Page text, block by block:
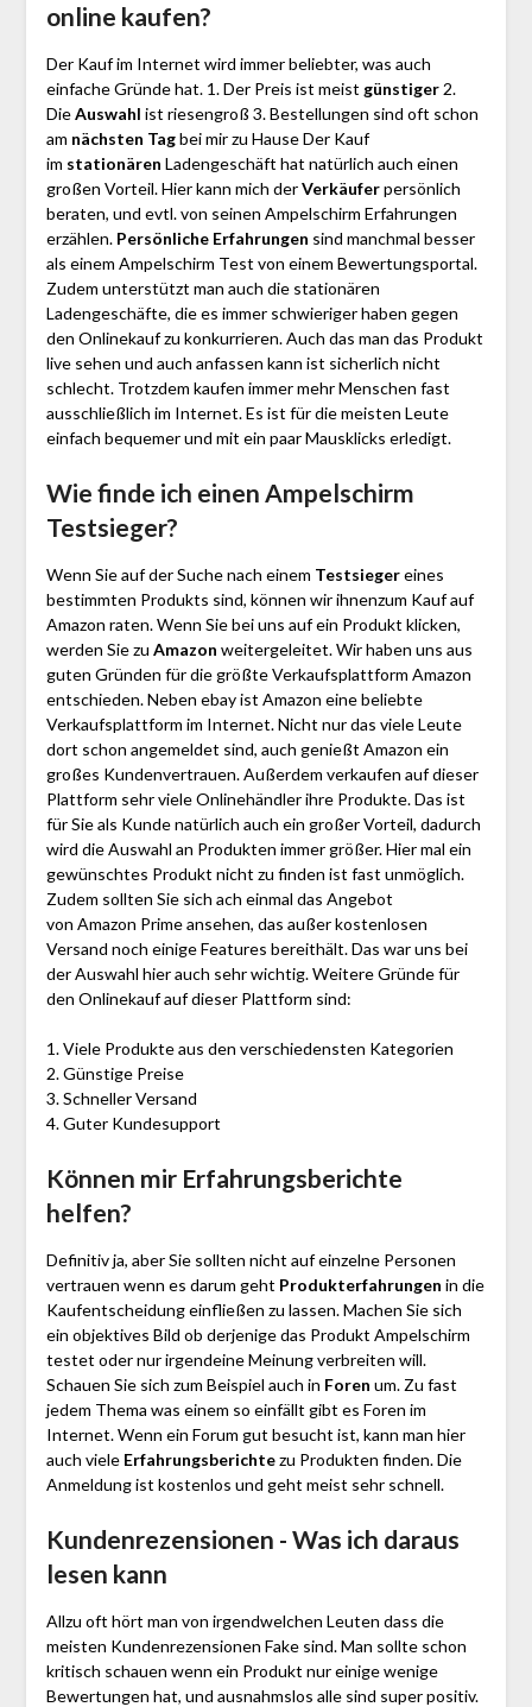
online kaufen?
Der Kauf im Internet wird immer beliebter, was auch
einfache Gründe hat. 1. Der Preis ist meist günstiger2.
DieAuswahl ist riesengroß 3. Bestellungen sind oft schon
am nächsten Tagbei mir zu Hause Der Kauf
im stationären Ladengeschäft hat natürlich auch einen
großen Vorteil. Hier kann mich derVerkäuferpersönlich
beraten, und evtl. von seinen Ampelschirm Erfahrungen
erzählen. Persönliche Erfahrungen sind manchmal besser
als einem Ampelschirm Test von einem Bewertungsportal.
Zudem unterstützt man auch die stationären
Ladengeschäfte, die es immer schwieriger haben gegen
den Onlinekauf zu konkurrieren. Auch das man das Produkt
live sehen und auch anfassen kann ist sicherlich nicht
schlecht. Trotzdem kaufen immer mehr Menschen fast
ausschließlich im Internet. Es ist für die meisten Leute
einfach bequemer und mit ein paar Mausklicks erledigt.
Wie finde ich einen Ampelschirm
Testsieger?
Wenn Sie auf der Suche nach einem Testsiegereines
bestimmten Produkts sind, können wir ihnenzum Kauf auf
Amazon raten. Wenn Sie bei uns auf ein Produkt klicken,
werden Sie zu Amazon weitergeleitet. Wir haben uns aus
guten Gründen für die größte Verkaufsplattform Amazon
entschieden. Neben ebay ist Amazon eine beliebte
Verkaufsplattform im Internet. Nicht nur das viele Leute
dort schon angemeldet sind, auch genießt Amazon ein
großes Kundenvertrauen. Außerdem verkaufen auf dieser
Plattform sehr viele Onlinehändler ihre Produkte. Das ist
für Sie als Kunde natürlich auch ein großer Vorteil, dadurch
wird die Auswahl an Produkten immer größer. Hier mal ein
gewünschtes Produkt nicht zu finden ist fast unmöglich.
Zudem sollten Sie sich ach einmal das Angebot
von Amazon Prime ansehen, das außer kostenlosen
Versand noch einige Features bereithält. Das war uns bei
der Auswahl hier auch sehr wichtig. Weitere Gründe für
den Onlinekauf auf dieser Plattform sind:
1. Viele Produkte aus den verschiedensten Kategorien
2. Günstige Preise
3. Schneller Versand
4. Guter Kundesupport
Können mir Erfahrungsberichte
helfen?
Definitiv ja, aber Sie sollten nicht auf einzelne Personen
vertrauen wenn es darum geht Produkterfahrungen in die
Kaufentscheidung einfließen zu lassen. Machen Sie sich
ein objektives Bild ob derjenige das Produkt Ampelschirm
testet oder nur irgendeine Meinung verbreiten will.
Schauen Sie sich zum Beispiel auch in Foren um. Zu fast
jedem Thema was einem so einfällt gibt es Foren im
Internet. Wenn ein Forum gut besucht ist, kann man hier
auch viele Erfahrungsberichtezu Produkten finden. Die
Anmeldung ist kostenlos und geht meist sehr schnell.
Kundenrezensionen - Was ich daraus
lesen kann
Allzu oft hört man von irgendwelchen Leuten dass die
meisten Kundenrezensionen Fake sind. Man sollte schon
kritisch schauen wenn ein Produkt nur einige wenige
Bewertungen hat, und ausnahmslos alle sind super positiv.